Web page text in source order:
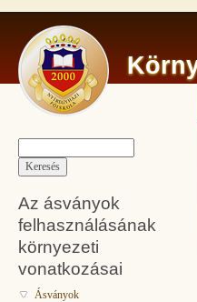
Az ásványok
felhasználásának
környezeti
vonatkozásai
Ásványok